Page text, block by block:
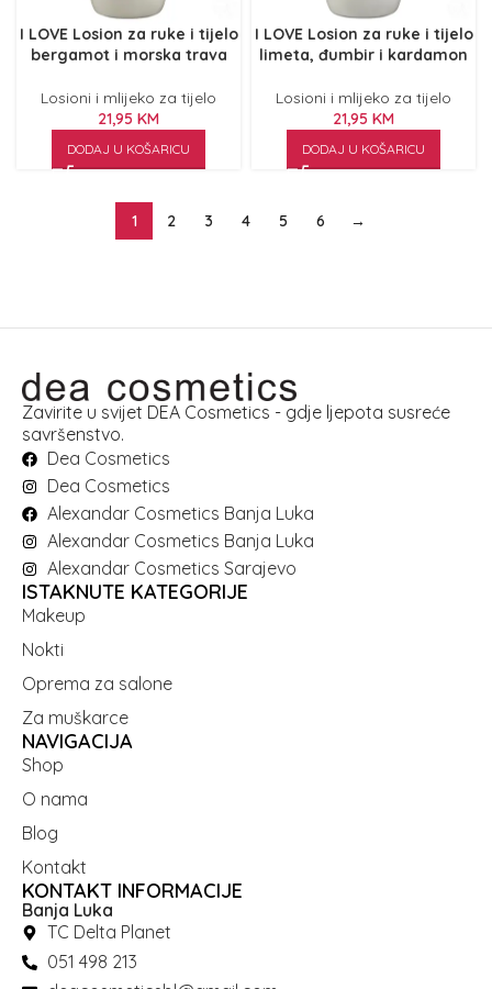
I LOVE Losion za ruke i tijelo
bergamot i morska trava
Losioni i mlijeko za tijelo
21,95 KM
DODAJ U KOŠARICU
I LOVE Losion za ruke i tijelo
limeta, đumbir i kardamon
Losioni i mlijeko za tijelo
21,95 KM
DODAJ U KOŠARICU
1 2 3 4 5 6 →
Zavirite u svijet DEA Cosmetics - gdje ljepota susreće
savršenstvo.
Dea Cosmetics
Dea Cosmetics
Alexandar Cosmetics Banja Luka
Alexandar Cosmetics Banja Luka
Alexandar Cosmetics Sarajevo
ISTAKNUTE KATEGORIJE
Makeup
Nokti
Oprema za salone
Za muškarce
NAVIGACIJA
Shop
O nama
Blog
Kontakt
KONTAKT INFORMACIJE
Banja Luka
TC Delta Planet
051 498 213